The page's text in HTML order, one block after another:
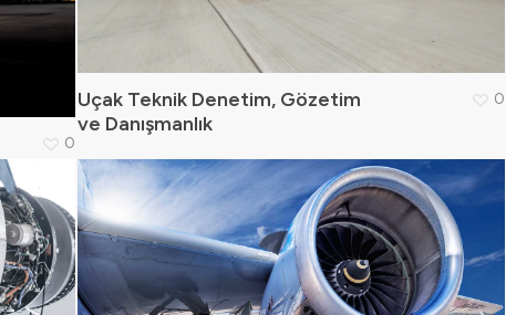
0
Uçak Teknik Denetim, Gözetim
ve Danışmanlık
0